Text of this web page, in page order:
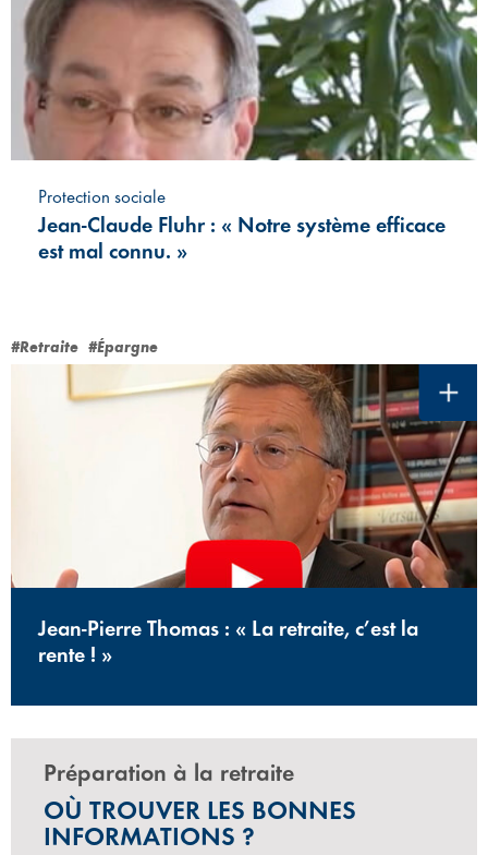
Protection sociale
Jean-Claude Fluhr : « Notre système efficace
est mal connu. »
#Retraite #Épargne
Jean-Pierre Thomas : « La retraite, c’est la
rente ! »
Préparation à la retraite
OÙ TROUVER LES BONNES
INFORMATIONS ?